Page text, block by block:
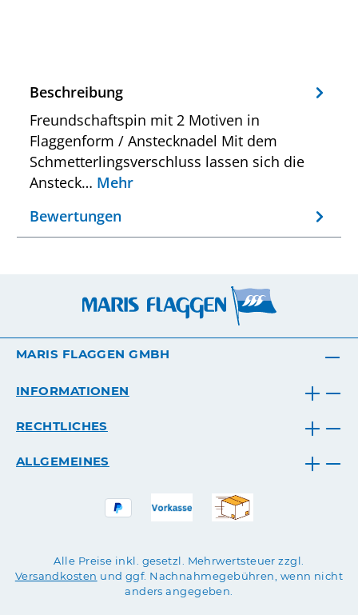
Beschreibung
Freundschaftspin mit 2 Motiven in
Flaggenform / Anstecknadel Mit dem
Schmetterlingsverschluss lassen sich die
Ansteck… Mehr
Bewertungen
MARIS FLAGGEN GMBH
INFORMATIONEN
RECHTLICHES
ALLGEMEINES
Alle Preise inkl. gesetzl. Mehrwertsteuer zzgl.
Versandkosten und ggf. Nachnahmegebühren, wenn nicht
anders angegeben.